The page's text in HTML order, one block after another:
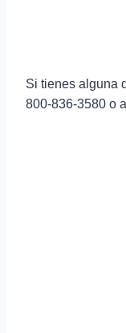
Si tienes alguna
800-836-3580 o